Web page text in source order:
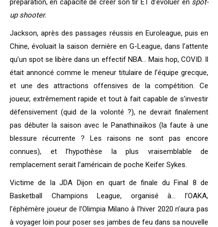
préparation, en capacité de créer son tir ET d’évoluer en spot-
up shooter.
Jackson, après des passages réussis en Euroleague, puis en
Chine, évoluait la saison dernière en G-League, dans l’attente
qu’un spot se libère dans un effectif NBA… Mais hop, COVID. Il
était annoncé comme le meneur titulaire de l’équipe grecque,
et une des attractions offensives de la compétition. Ce
joueur, extrêmement rapide et tout à fait capable de s’investir
défensivement (quid de la volonté ?), ne devrait finalement
pas débuter la saison avec le Panathinaïkos (la faute à une
blessure récurrente ? Les raisons ne sont pas encore
connues), et l’hypothèse la plus vraisemblable de
remplacement serait l’américain de poche Keifer Sykes.
Victime de la JDA Dijon en quart de finale du Final 8 de
Basketball Champions League, organisé à… l’OAKA,
l’éphémère joueur de l’Olimpia Milano à l’hiver 2020 n’aura pas
à voyager loin pour poser ses jambes de feu dans sa nouvelle